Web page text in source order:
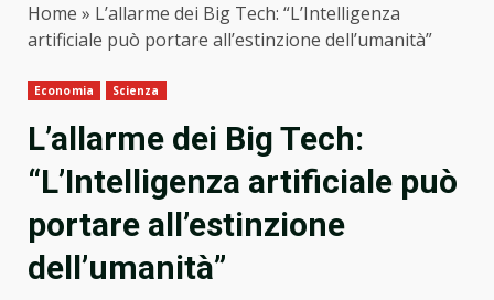
Home » L’allarme dei Big Tech: “L’Intelligenza
artificiale può portare all’estinzione dell’umanità”
Economia Scienza
L’allarme dei Big Tech:
“L’Intelligenza artificiale può
portare all’estinzione
dell’umanità”